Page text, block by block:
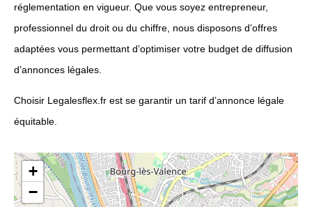
réglementation en vigueur. Que vous soyez entrepreneur,
professionnel du droit ou du chiffre, nous disposons d’offres
adaptées vous permettant d’optimiser votre budget de diffusion
d’annonces légales.
Choisir Legalesflex.fr est se garantir un tarif d’annonce légale
équitable.
+
−